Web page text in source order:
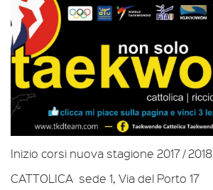
Inizio corsi nuova stagione 2017 / 2018
CATTOLICA sede 1, Via del Porto 17